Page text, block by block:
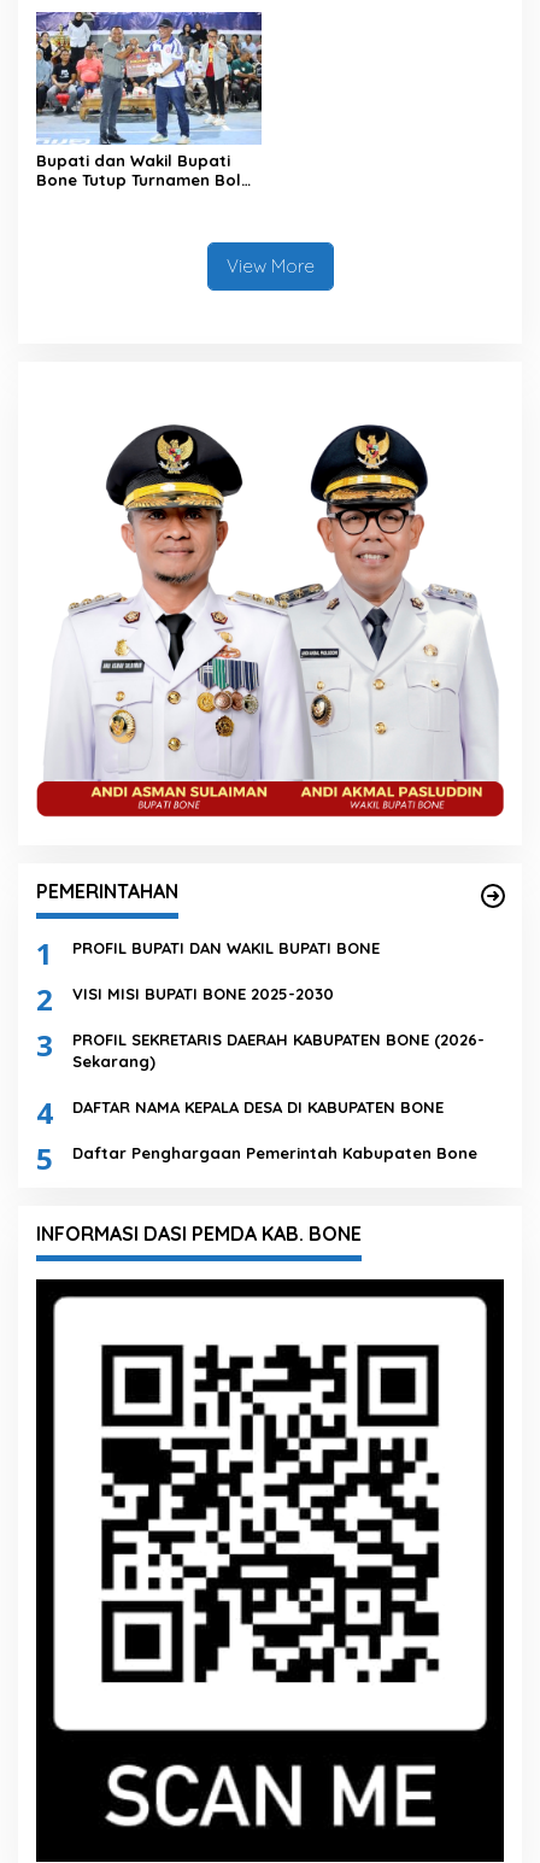
Bupati dan Wakil Bupati
Bone Tutup Turnamen Bola
View More
PEMERINTAHAN
1 PROFIL BUPATI DAN WAKIL BUPATI BONE
2 VISI MISI BUPATI BONE 2025-2030
3
PROFIL SEKRETARIS DAERAH KABUPATEN BONE (2026-
Sekarang)
4 DAFTAR NAMA KEPALA DESA DI KABUPATEN BONE
5 Daftar Penghargaan Pemerintah Kabupaten Bone
INFORMASI DASI PEMDA KAB. BONE